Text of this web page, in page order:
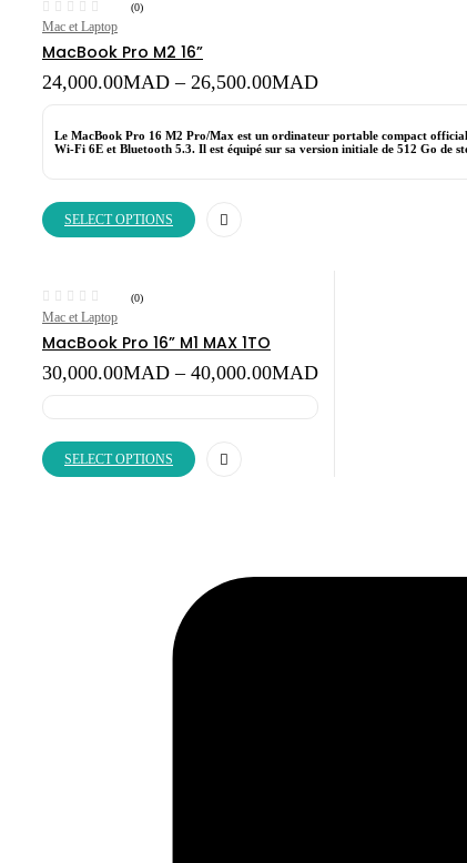
(0)
Mac et Laptop
MacBook Pro M2 16”
24,000.00MAD – 26,500.00MADPrice
through
Le MacBook Pro 16 M2 Pro/Max est un ordinateur portable compact
Wi-Fi 6E et Bluetooth 5.3. Il est équipé sur sa version initiale de 512 Go de
SELECT OPTIONS
(0)
Mac et Laptop
MacBook Pro 16” M1 MAX 1TO
30,000.00MAD – 40,000.00MADPrice
SELECT OPTIONS